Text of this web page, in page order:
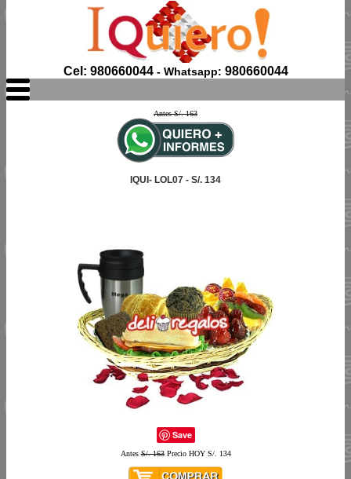
Cel: 980660044- Whatsapp: 980660044
Antes S/. 163
IQUI- LOL07 - S/. 134
Save
AntesS/. 163Precio HOY S/. 134